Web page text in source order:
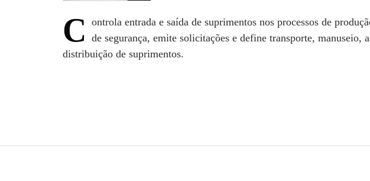
C ontrola entrada e saída de suprimentos nos processos de
de segurança, emite solicitações e define transporte, manuseio,
distribuição de suprimentos.